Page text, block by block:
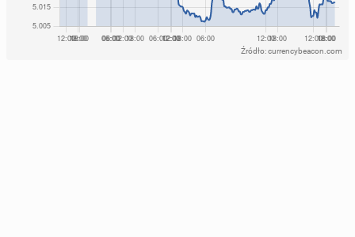
Źródło: currencybeacon.com